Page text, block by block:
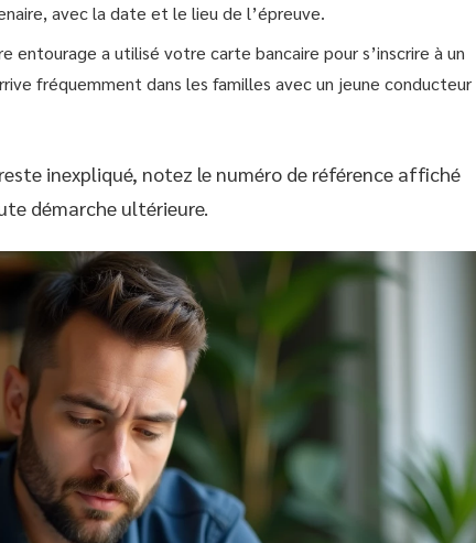
avec la date et le lieu de l’épreuve.
entourage a utilisé votre carte bancaire pour s’inscrire à un
fréquemment dans les familles avec un jeune conducteur
inexpliqué, notez le numéro de référence affiché
démarche ultérieure.